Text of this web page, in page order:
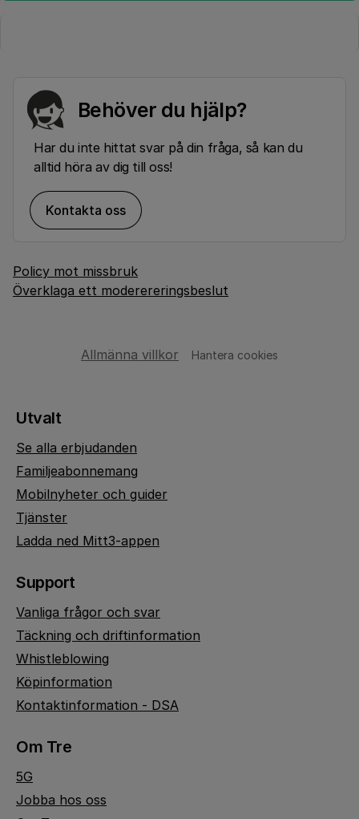
Behöver du hjälp?
Har du inte hittat svar på din fråga, så kan du
alltid höra av dig till oss!
Kontakta oss
Policy mot missbruk
Överklaga ett moderereringsbeslut
Allmänna villkor Hantera cookies
Utvalt
Se alla erbjudanden
Familjeabonnemang
Mobilnyheter och guider
Tjänster
Ladda ned Mitt3-appen
Support
Vanliga frågor och svar
Täckning och driftinformation
Whistleblowing
Köpinformation
Kontaktinformation - DSA
Om Tre
5G
Jobba hos oss